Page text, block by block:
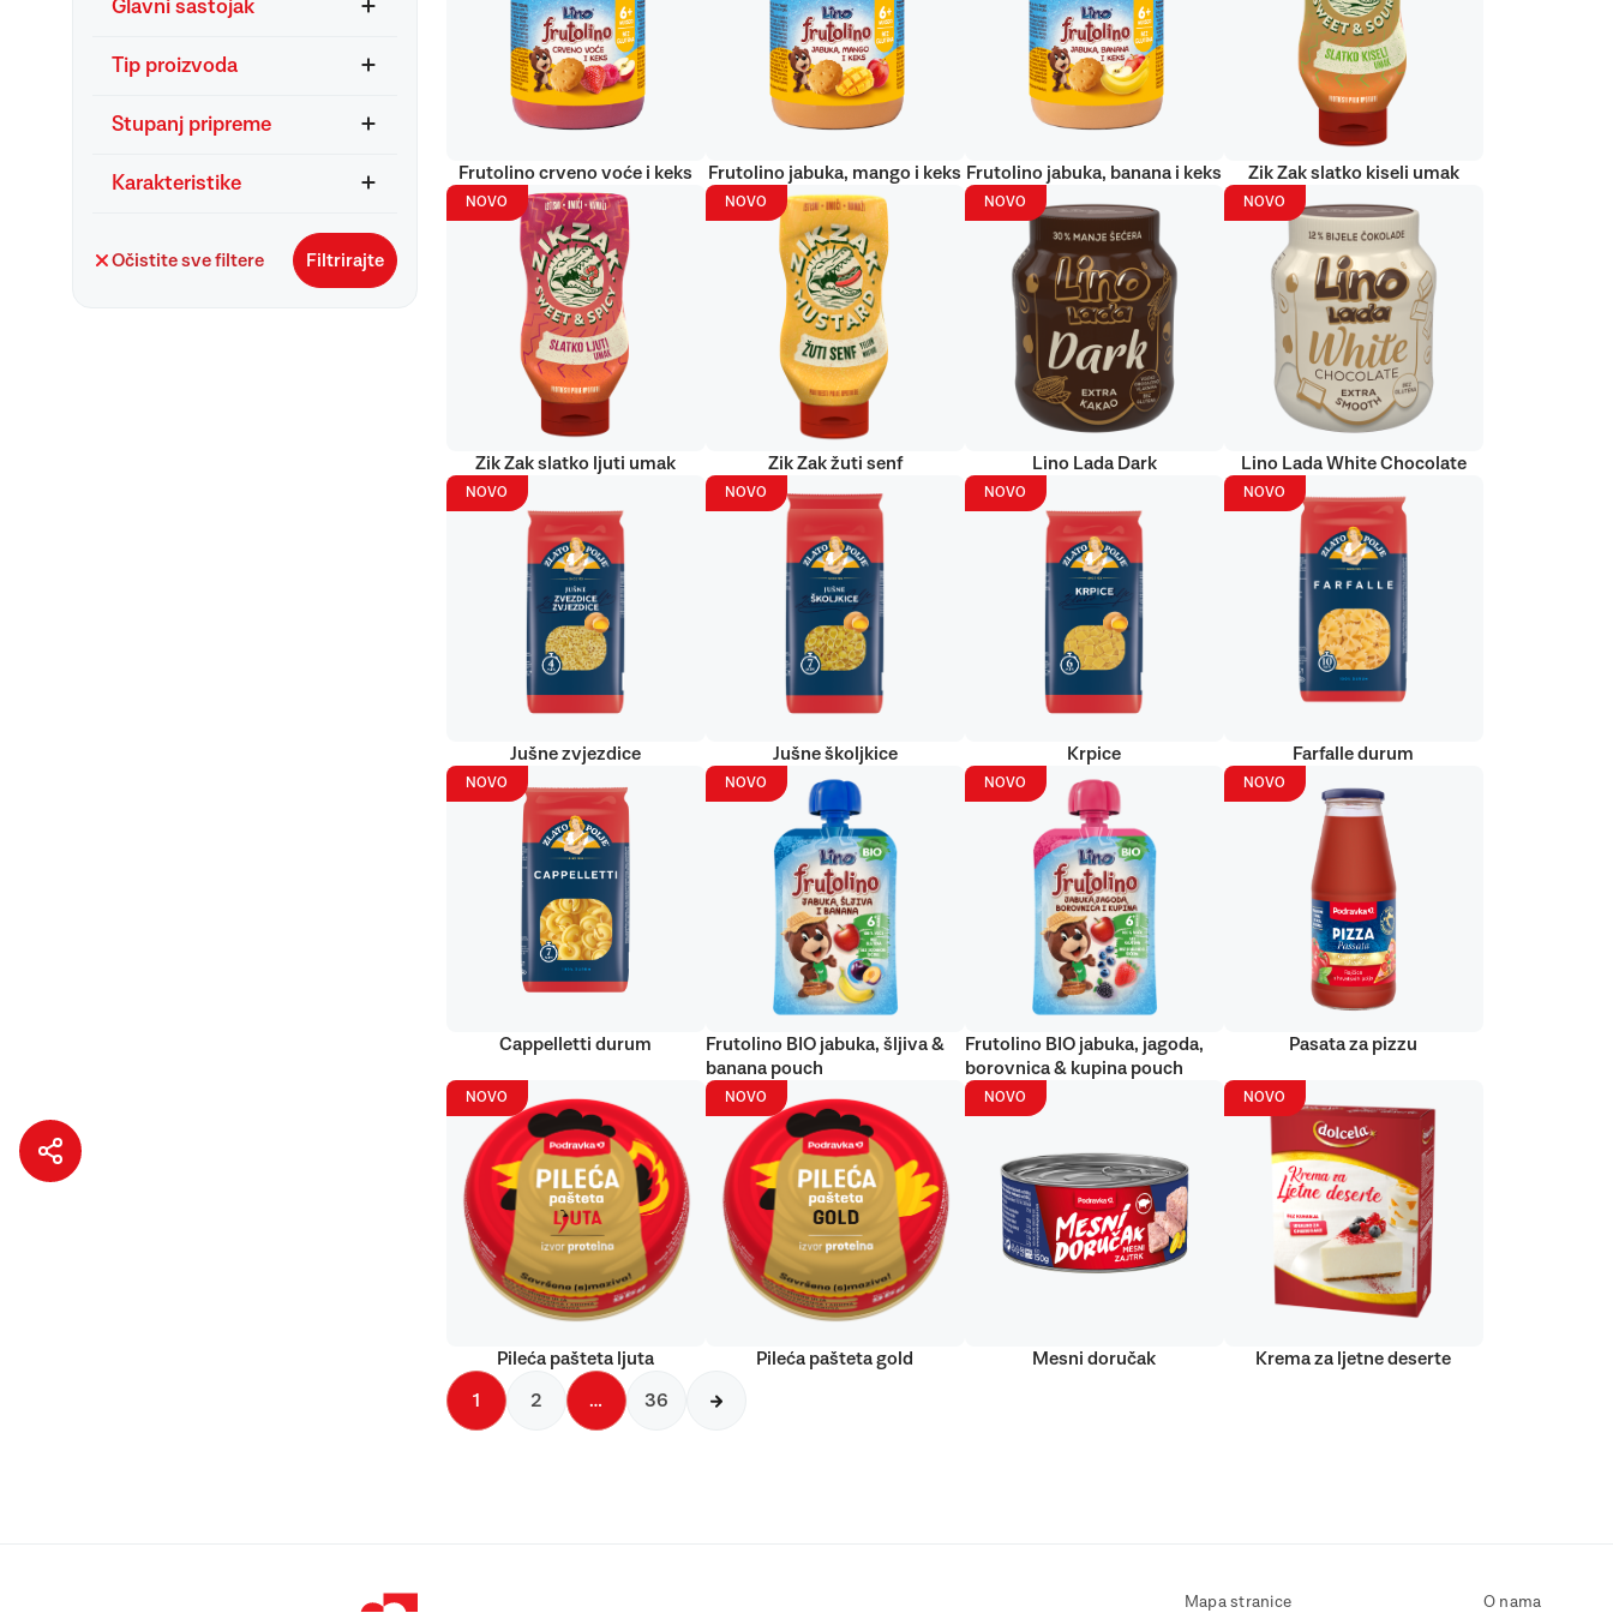
Glavni sastojak
Tip proizvoda
Stupanj pripreme
Karakteristike
Očistite sve filtere Filtrirajte
Frutolino crveno voće i keks Frutolino jabuka, mango i keks Frutolino jabuka, banana i keks Zik Zak slatko kiseli umak
NOVO
Zik Zak slatko ljuti umak
NOVO
Zik Zak žuti senf
NOVO
Lino Lada Dark
NOVO
Lino Lada White Chocolate
NOVO
Jušne zvjezdice
NOVO
Jušne školjkice
NOVO
Krpice
NOVO
Farfalle durum
NOVO
Cappelletti durum
NOVO
Frutolino BIO jabuka, šljiva &
banana pouch
NOVO
Frutolino BIO jabuka, jagoda,
borovnica & kupina pouch
NOVO
Pasata za pizzu
NOVO
Pileća pašteta ljuta
NOVO
Pileća pašteta gold
NOVO
Mesni doručak
NOVO
Krema za ljetne deserte
1 2 … 36
Mapa stranice O nama